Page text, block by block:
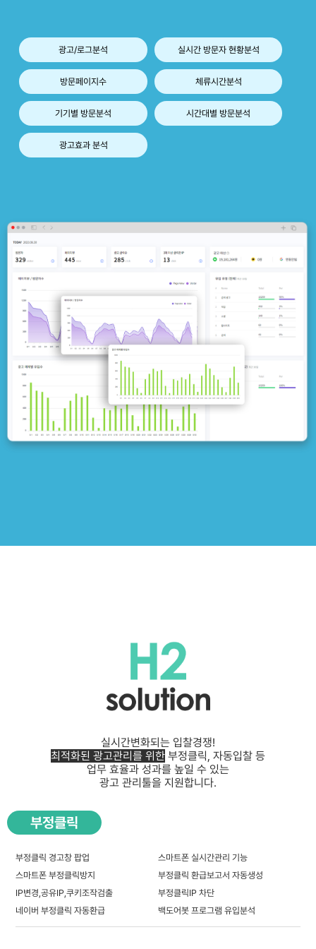
광고/로그분석 실시간 방문자 현황분석
방문페이지수 체류시간분석
기기별 방문분석 시간대별 방문분석
광고효과 분석
실시간변화되는 입찰경쟁!
최적화된 광고관리를 위한 부정클릭, 자동입찰 등
업무 효율과 성과를 높일 수 있는
광고 관리툴을 지원합니다.
부정클릭
부정클릭 경고창 팝업
스마트폰 실시간관리 기능
스마트폰 부정클릭방지
부정클릭 환급보고서 자동생성
IP변경,공유IP,쿠키조작검출
부정클릭IP 차단
네이버 부정클릭 자동환급
백도어봇 프로그램 유입분석